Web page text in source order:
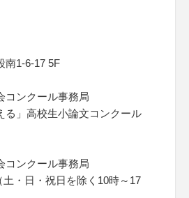
南1-6-17 5F
コンクール事務局
る」高校生小論文コンクール
コンクール事務局
土・日・祝日を除く10時～17